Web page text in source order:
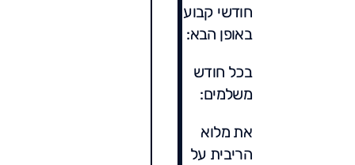
חודשי קבוע
באופן הבא:
בכל חודש
משלמים:
את מלוא
הריבית על